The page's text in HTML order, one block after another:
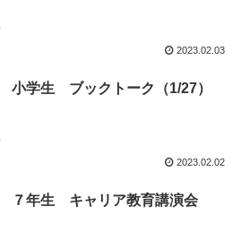
2023.02.03
小学生 ブックトーク（1/27）
2023.02.02
７年生 キャリア教育講演会